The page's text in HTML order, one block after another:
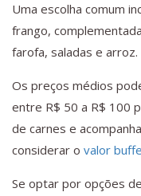
Uma escolha comum
frango,
farofa, saladas e arroz.
Os preços médios
entre R$ 50 a R$ 100
de carnes e
considerar o valor
Se optar por opções